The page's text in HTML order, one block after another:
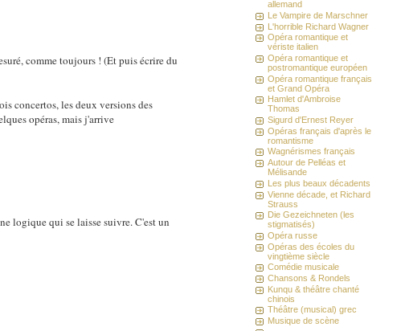
comme toujours ! (Et puis écrire du
concertos, les deux versions des
opéras, mais j'arrive
logique qui se laisse suivre. C'est un
allemand
Le Vampire de Marschner
L'horrible Richard Wagner
Opéra romantique et
vériste italien
Opéra romantique et
postromantique européen
Opéra romantique français
et Grand Opéra
Hamlet d'Ambroise
Thomas
Sigurd d'Ernest Reyer
Opéras français d'après le
romantisme
Wagnérismes français
Autour de Pelléas et
Mélisande
Les plus beaux décadents
Vienne décade, et Richard
Strauss
Die Gezeichneten (les
stigmatisés)
Opéra russe
Opéras des écoles du
vingtième siècle
Comédie musicale
Chansons & Rondels
Kunqu & théâtre chanté
chinois
Théâtre (musical) grec
Musique de scène